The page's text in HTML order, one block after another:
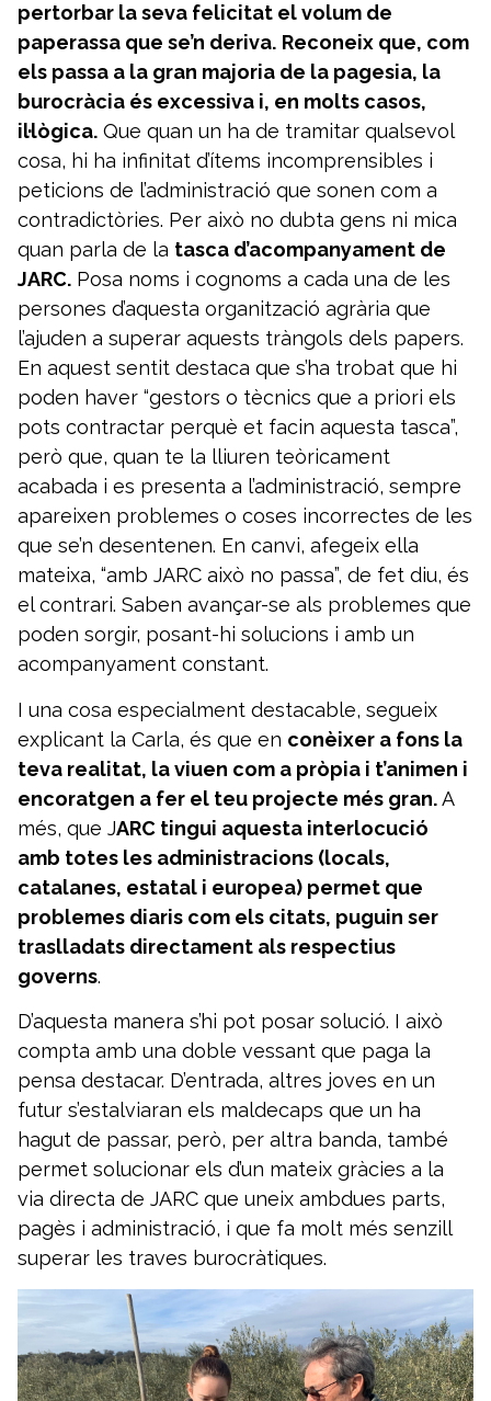
pertorbar la seva felicitat el volum de
paperassa que se’n deriva. Reconeix que, com
els passa a la gran majoria de la pagesia, la
burocràcia és excessiva i, en molts casos,
il·lògica. Que quan un ha de tramitar qualsevol
cosa, hi ha infinitat d’ítems incomprensibles i
peticions de l’administració que sonen com a
contradictòries. Per això no dubta gens ni mica
quan parla de la tasca d’acompanyament de
JARC. Posa noms i cognoms a cada una de les
persones d’aquesta organització agrària que
l’ajuden a superar aquests tràngols dels papers.
En aquest sentit destaca que s’ha trobat que hi
poden haver “gestors o tècnics que a priori els
pots contractar perquè et facin aquesta tasca”,
però que, quan te la lliuren teòricament
acabada i es presenta a l’administració, sempre
apareixen problemes o coses incorrectes de les
que se’n desentenen. En canvi, afegeix ella
mateixa, “amb JARC això no passa”, de fet diu, és
el contrari. Saben avançar-se als problemes que
poden sorgir, posant-hi solucions i amb un
acompanyament constant.
I una cosa especialment destacable, segueix
explicant la Carla, és que en conèixer a fons la
teva realitat, la viuen com a pròpia i t’animen i
encoratgen a fer el teu projecte més gran.A
més, que JARC tingui aquesta interlocució
amb totes les administracions (locals,
catalanes, estatal i europea) permet que
problemes diaris com els citats, puguin ser
traslladats directament als respectius
governs.
D’aquesta manera s’hi pot posar solució. I això
compta amb una doble vessant que paga la
pensa destacar. D’entrada, altres joves en un
futur s’estalviaran els maldecaps que un ha
hagut de passar, però, per altra banda, també
permet solucionar els d’un mateix gràcies a la
via directa de JARC que uneix ambdues parts,
pagès i administració, i que fa molt més senzill
superar les traves burocràtiques.